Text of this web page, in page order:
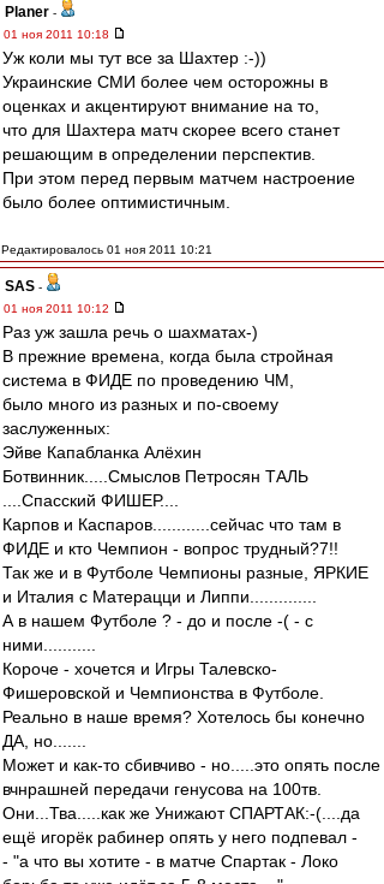
Planer -
01 ноя 2011 10:18
Уж коли мы тут все за Шахтер :-))
Украинские СМИ более чем осторожны в
оценках и акцентируют внимание на то,
что для Шахтера матч скорее всего станет
решающим в определении перспектив.
При этом перед первым матчем настроение
было более оптимистичным.
Редактировалось 01 ноя 2011 10:21
SAS -
01 ноя 2011 10:12
Раз уж зашла речь о шахматах-)
В прежние времена, когда была стройная
система в ФИДЕ по проведению ЧМ,
было много из разных и по-своему
заслуженных:
Эйве Капабланка Алёхин
Ботвинник.....Смыслов Петросян ТАЛЬ
....Спасский ФИШЕР....
Карпов и Каспаров............сейчас что там в
ФИДЕ и кто Чемпион - вопрос трудный?7!!
Так же и в Футболе Чемпионы разные, ЯРКИЕ
и Италия с Матерацци и Липпи..............
А в нашем Футболе ? - до и после -( - с
ними...........
Короче - хочется и Игры Талевско-
Фишеровской и Чемпионства в Футболе.
Реально в наше время? Хотелось бы конечно
ДА, но.......
Может и как-то сбивчиво - но.....это опять после
вчнрашней передачи генусова на 100тв.
Они...Тва.....как же Унижают СПАРТАК:-(....да
ещё игорёк рабинер опять у него подпевал -
- "а что вы хотите - в матче Спартак - Локо